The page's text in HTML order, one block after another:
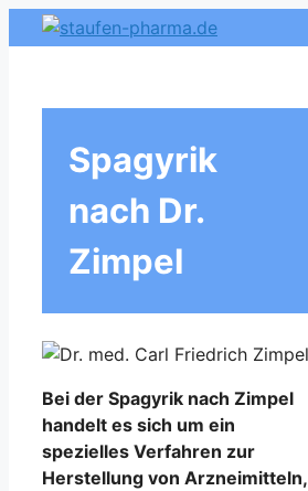
Zum
Inhalt
Spagyrik
nach Dr.
Zimpel
Bei der Spagyrik nach Zimpel
handelt es sich um ein
spezielles Verfahren zur
Herstellung von Arzneimitteln,